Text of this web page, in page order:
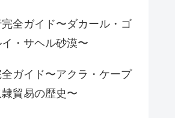
全ガイド〜ダカール・ゴ
・サヘル砂漠〜
ガイド〜アクラ・ケープ
貿易の歴史〜